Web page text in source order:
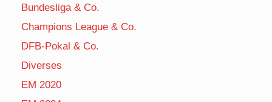
Bundesliga & Co.
Champions League & Co.
DFB-Pokal & Co.
Diverses
EM 2020